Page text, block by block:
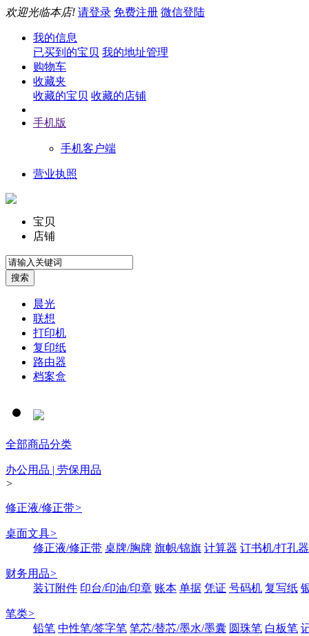
欢迎光临本店! 请登录 免费注册 微信登陆
我的信息
已买到的宝贝 我的地址管理
购物车
收藏夹
收藏的宝贝 收藏的店铺
手机版
手机客户端
营业执照
宝贝
店铺
晨光
联想
打印机
复印纸
路由器
档案盒
全部商品分类
办公用品 | 劳保用品
>
修正液/修正带>
桌面文具>
修正液/修正带 桌牌/胸牌 旗帜/锦旗 计算器 订书机/打孔器
财务用品>
装订附件 印台/印油/印章 账本 单据 凭证 号码机 复写纸
笔类>
铅笔 中性笔/签字笔 笔芯/替芯/墨水/墨囊 圆珠笔 白板笔